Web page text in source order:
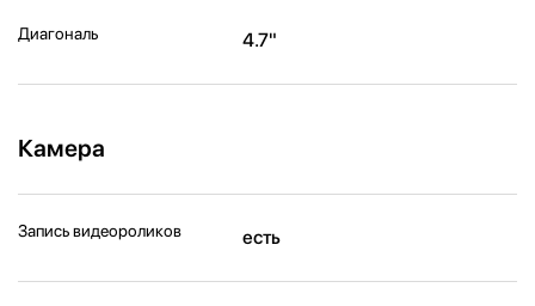
Диагональ 4.7"
Камера
Запись видеороликов есть